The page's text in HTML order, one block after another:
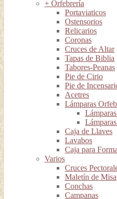
+ Orfebrería
Portaviaticos
Ostensorios
Relicarios
Coronas
Cruces de Altar
Tapas de Biblia
Tabores-Peanas
Pie de Cirio
Pie de
Acetres
Lámparas
Caja de Llaves
Lavabos
Caja para
Varios
Cruces
Maletín de Misa
Conchas
Campanas